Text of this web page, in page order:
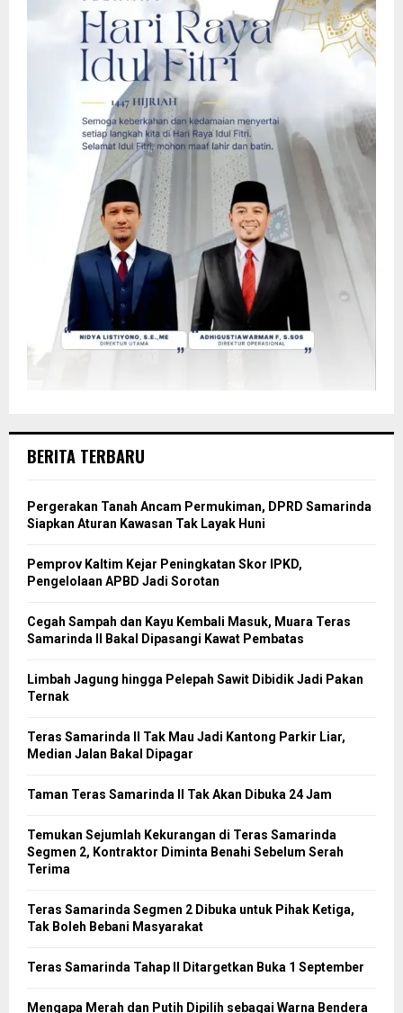
BERITA TERBARU
Pergerakan Tanah Ancam Permukiman, DPRD Samarinda
Siapkan Aturan Kawasan Tak Layak Huni
Pemprov Kaltim Kejar Peningkatan Skor IPKD,
Pengelolaan APBD Jadi Sorotan
Cegah Sampah dan Kayu Kembali Masuk, Muara Teras
Samarinda II Bakal Dipasangi Kawat Pembatas
Limbah Jagung hingga Pelepah Sawit Dibidik Jadi Pakan
Ternak
Teras Samarinda II Tak Mau Jadi Kantong Parkir Liar,
Median Jalan Bakal Dipagar
Taman Teras Samarinda II Tak Akan Dibuka 24 Jam
Temukan Sejumlah Kekurangan di Teras Samarinda
Segmen 2, Kontraktor Diminta Benahi Sebelum Serah
Terima
Teras Samarinda Segmen 2 Dibuka untuk Pihak Ketiga,
Tak Boleh Bebani Masyarakat
Teras Samarinda Tahap II Ditargetkan Buka 1 September
Mengapa Merah dan Putih Dipilih sebagai Warna Bendera